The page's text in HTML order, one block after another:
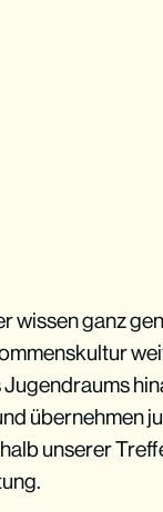
wissen ganz
Jugendraums
übernehmen
unserer